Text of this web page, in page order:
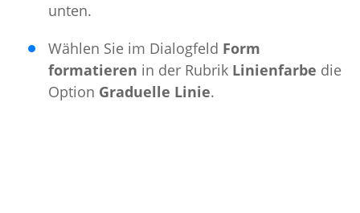
unten.
Wählen Sie im Dialogfeld Form
formatieren in der Rubrik Linienfarbe die
Option Graduelle Linie.